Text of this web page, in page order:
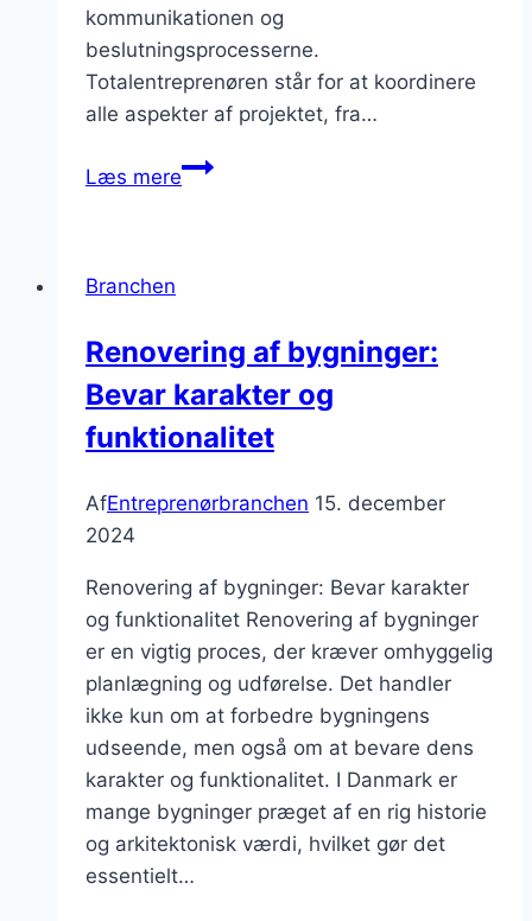
kommunikationen og
beslutningsprocesserne.
Totalentreprenøren står for at koordinere
alle aspekter af projektet, fra…
Læs mereTotalentreprise:
Branchen
Renovering af bygninger:
Bevar karakter og
funktionalitet
AfEntreprenørbranchen 15. december
2024
Renovering af bygninger: Bevar karakter
og funktionalitet Renovering af bygninger
er en vigtig proces, der kræver omhyggelig
planlægning og udførelse. Det handler
ikke kun om at forbedre bygningens
udseende, men også om at bevare dens
karakter og funktionalitet. I Danmark er
mange bygninger præget af en rig historie
og arkitektonisk værdi, hvilket gør det
essentielt…